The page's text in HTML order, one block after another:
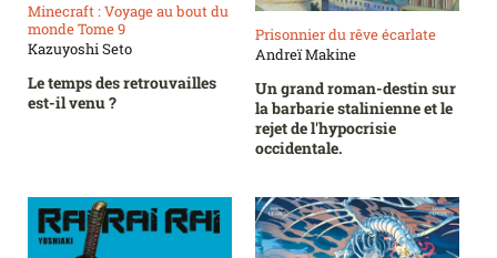
Minecraft : Voyage au bout du
monde Tome 9
Kazuyoshi Seto
Le temps des retrouvailles
est-il venu ?
Prisonnier du rêve écarlate
Andreï Makine
Un grand roman-destin sur
la barbarie stalinienne et le
rejet de l'hypocrisie
occidentale.